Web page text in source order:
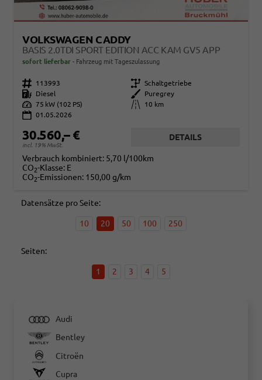
VOLKSWAGEN CADDY
BASIS 2.0TDI SPORT EDITION ACC KAM GV5 APP
sofort lieferbar Fahrzeug mit Tageszulassung
Fahrzeugnr. 113993 Getriebe Schaltgetriebe
Kraftstoff
Diesel Außenfarbe
Puregrey
Leistung 75 kW (102 PS) Kilometerstand
10 km
01.05.2026
30.560,– €
incl. 19% MwSt.
DETAILS
Verbrauch kombiniert: 5,70 l/100km
CO2-Klasse: E
CO2-Emissionen: 150,00 g/km
Datensätze pro Seite:
10 20 50 100 250
Seiten:
1 2 3 4 5
Audi
Bentley
Citroën
Cupra